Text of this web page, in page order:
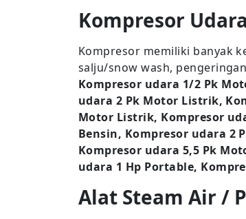
Kompresor Udara
Kompresor memiliki banyak
salju/snow wash,
Kompresor udara 1/2 Pk
udara 2 Pk Motor Listrik,
Motor Listrik, Kompresor
Bensin, Kompresor udara 2
Kompresor udara 5,5 Pk
udara 1 Hp Portable,
Alat Steam Air /